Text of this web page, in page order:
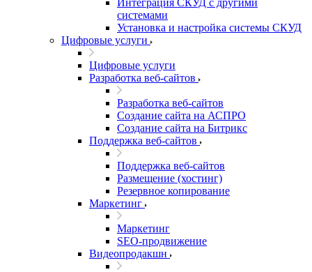
Интеграция СКУД с другими
системами
Установка и настройка системы СКУД
Цифровые услуги
Цифровые услуги
Разработка веб-сайтов
Разработка веб-сайтов
Создание сайта на АСПРО
Создание сайта на Битрикс
Поддержка веб-сайтов
Поддержка веб-сайтов
Размещение (хостинг)
Резервное копирование
Маркетинг
Маркетинг
SEO-продвижение
Видеопродакшн